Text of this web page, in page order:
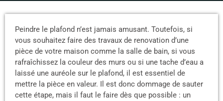
Peindre le plafond n’est jamais amusant. Toutefois, si
vous souhaitez faire des travaux de renovation d’une
pièce de votre maison comme la salle de bain, si vous
rafraîchissez la couleur des murs ou si une tache d’eau a
laissé une auréole sur le plafond, il est essentiel de
mettre la pièce en valeur. Il est donc dommage de sauter
cette étape, mais il faut le faire dès que possible : un